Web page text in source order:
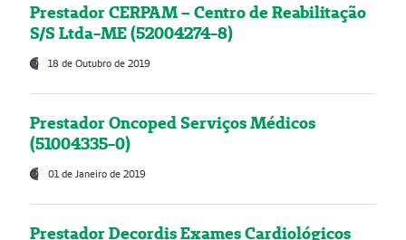
Prestador CERPAM – Centro de Reabilitação
S/S Ltda-ME (52004274-8)
18 de Outubro de 2019
Prestador Oncoped Serviços Médicos
(51004335-0)
01 de Janeiro de 2019
Prestador Decordis Exames Cardiológicos